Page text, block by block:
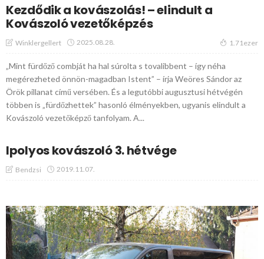
Kezdődik a kovászolás! – elindult a
Kovászoló vezetőképzés
Winklergellert 2025.08.28. 1.71ezer
„Mint fürdőző combját ha hal súrolta s tovalibbent – így néha
megérezheted önnön-magadban Istent” – írja Weöres Sándor az
Örök pillanat című versében. És a legutóbbi augusztusi hétvégén
többen is „fürdőzhettek” hasonló élményekben, ugyanis elindult a
Kovászoló vezetőképző tanfolyam. A...
Ipolyos kovászoló 3. hétvége
Bendzsi 2019.11.07.